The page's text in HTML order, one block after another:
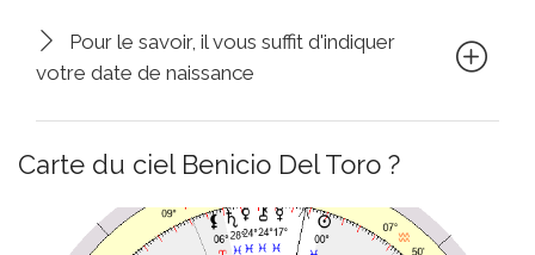
Pour le savoir, il vous suffit d'indiquer
votre date de naissance
Carte du ciel Benicio Del Toro ?